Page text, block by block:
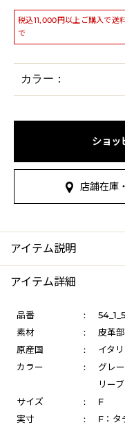
税込11,000円以上ご購入で送
で
カラー：
ショッ
店舗在庫
アイテム説明
アイテム詳細
品番 :
素材
:
皮革
原産国
:
イタ
カラー
:
グレ
リー
サイズ
:
F
実寸
: F：タ